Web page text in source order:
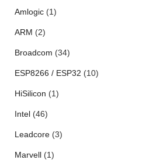
Amlogic(1)
ARM (2)
Broadcom (34)
ESP8266 / ESP32 (10)
HiSilicon (1)
Intel(46)
Leadcore(3)
Marvell(1)